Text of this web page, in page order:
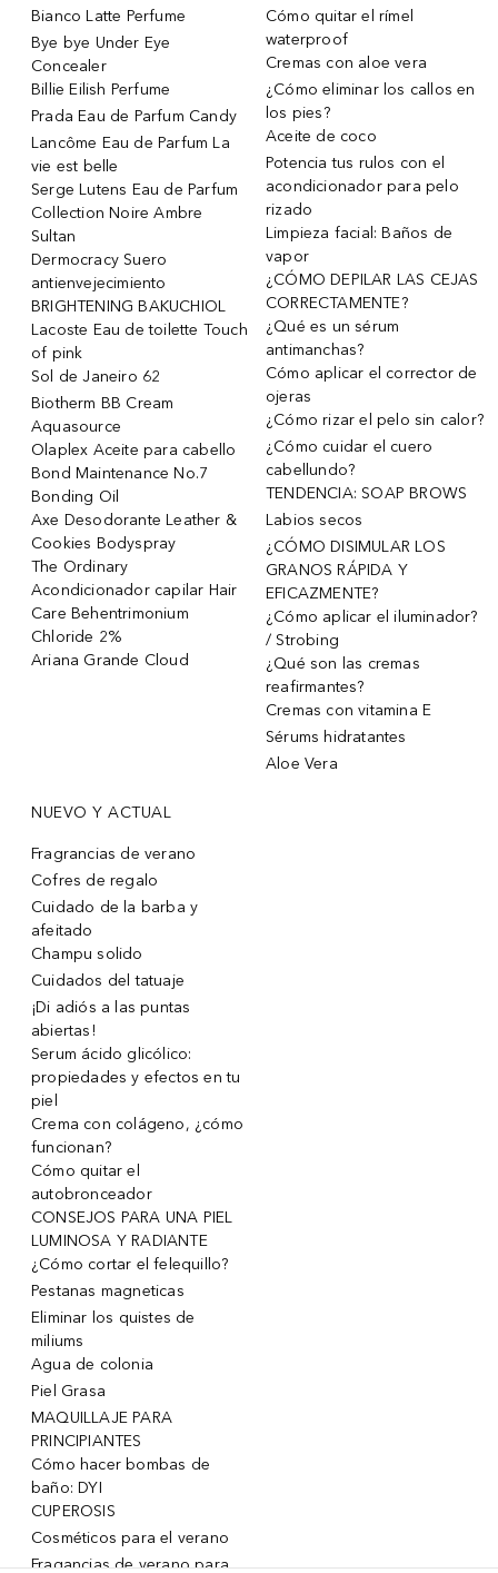
Bianco Latte Perfume
Bye bye Under Eye
Concealer
Billie Eilish Perfume
Prada Eau de Parfum Candy
Lancôme Eau de Parfum La
vie est belle
Serge Lutens Eau de Parfum
Collection Noire Ambre
Sultan
Dermocracy Suero
antienvejecimiento
BRIGHTENING BAKUCHIOL
Lacoste Eau de toilette Touch
of pink
Sol de Janeiro 62
Biotherm BB Cream
Aquasource
Olaplex Aceite para cabello
Bond Maintenance No.7
Bonding Oil
Axe Desodorante Leather &
Cookies Bodyspray
The Ordinary
Acondicionador capilar Hair
Care Behentrimonium
Chloride 2%
Ariana Grande Cloud
Cómo quitar el rímel
waterproof
Cremas con aloe vera
¿Cómo eliminar los callos en
los pies?
Aceite de coco
Potencia tus rulos con el
acondicionador para pelo
rizado
Limpieza facial: Baños de
vapor
¿CÓMO DEPILAR LAS CEJAS
CORRECTAMENTE?
¿Qué es un sérum
antimanchas?
Cómo aplicar el corrector de
ojeras
¿Cómo rizar el pelo sin calor?
¿Cómo cuidar el cuero
cabellundo?
TENDENCIA: SOAP BROWS
Labios secos
¿CÓMO DISIMULAR LOS
GRANOS RÁPIDA Y
EFICAZMENTE?
¿Cómo aplicar el iluminador?
/ Strobing
¿Qué son las cremas
reafirmantes?
Cremas con vitamina E
Sérums hidratantes
Aloe Vera
NUEVO Y ACTUAL
Fragrancias de verano
Cofres de regalo
Cuidado de la barba y
afeitado
Champu solido
Cuidados del tatuaje
¡Di adiós a las puntas
abiertas!
Serum ácido glicólico:
propiedades y efectos en tu
piel
Crema con colágeno, ¿cómo
funcionan?
Cómo quitar el
autobronceador
CONSEJOS PARA UNA PIEL
LUMINOSA Y RADIANTE
¿Cómo cortar el felequillo?
Pestanas magneticas
Eliminar los quistes de
miliums
Agua de colonia
Piel Grasa
MAQUILLAJE PARA
PRINCIPIANTES
Cómo hacer bombas de
baño: DYI
CUPEROSIS
Cosméticos para el verano
Fragancias de verano para